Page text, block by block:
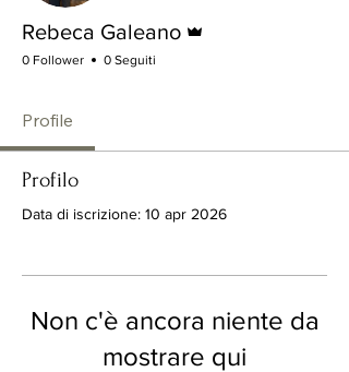
Rebeca Galeano
0 Follower 0 Seguiti
Profile
Profilo
Data di iscrizione: 10 apr 2026
Non c'è ancora niente da
mostrare qui